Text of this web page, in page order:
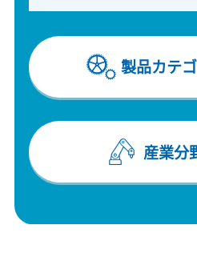
製品カテ
産業分